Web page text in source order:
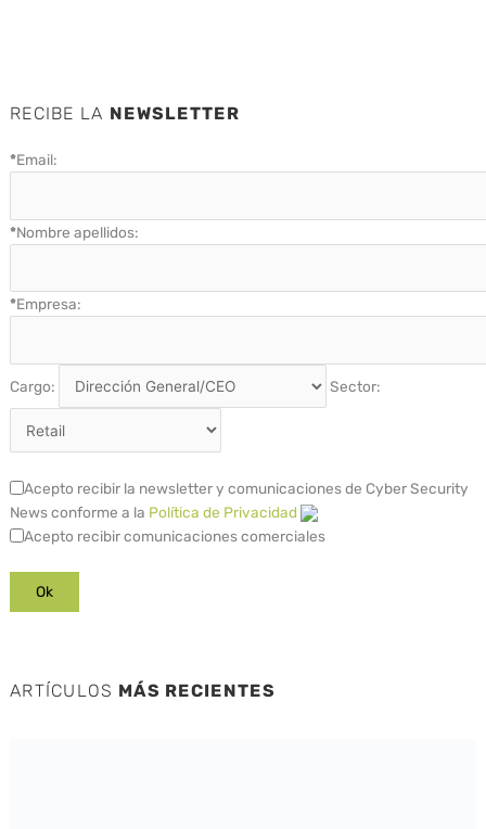
RECIBE LA NEWSLETTER
*Email:
*Nombre apellidos:
*Empresa:
Cargo: Sector:
Acepto recibir la newsletter y comunicaciones de Cyber Security
News conforme a la Política de Privacidad
Acepto recibir comunicaciones comerciales
ARTÍCULOS MÁS RECIENTES